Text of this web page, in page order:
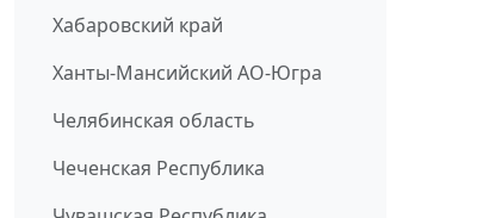
Хабаровский край
Ханты-Мансийский АО-Югра
Челябинская область
Чеченская Республика